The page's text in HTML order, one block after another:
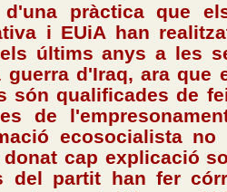
pràctica que
i EUiA han
últims anys a les
guerra d'Iraq, ara que
són qualificades de
de
ecosocialista
cap explicació
del partit han fer